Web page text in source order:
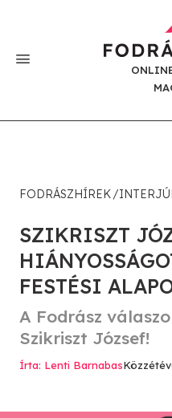
FODRÁSZHÍREK
SZIKRISZT
FESTÉSI
A Fodrász
Szikriszt József!
Írta: Lenti Barnabas